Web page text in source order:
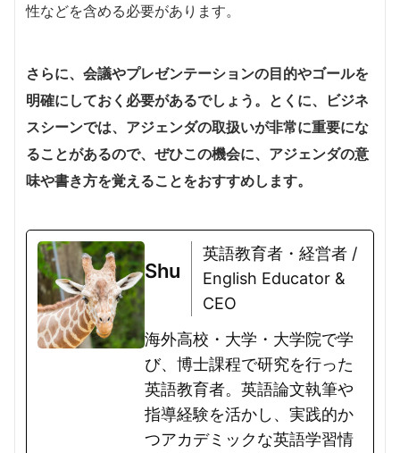
性などを含める必要があります。
さらに、会議やプレゼンテーションの目的やゴールを
明確にしておく必要があるでしょう。とくに、ビジネ
スシーンでは、アジェンダの取扱いが非常に重要にな
ることがあるので、ぜひこの機会に、アジェンダの意
味や書き方を覚えることをおすすめします。
Shu
英語教育者・経営者 /
English Educator &
CEO
海外高校・大学・大学院で学
び、博士課程で研究を行った
英語教育者。英語論文執筆や
指導経験を活かし、実践的か
つアカデミックな英語学習情